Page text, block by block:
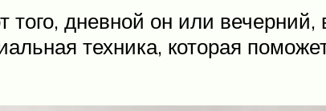
дневной он или
техника, которая